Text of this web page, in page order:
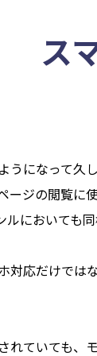
ス
うになって
ージの閲覧に
においても
対応だけでは
れていても、